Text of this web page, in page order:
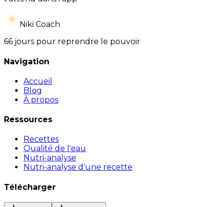
Niki Coach
66 jours pour reprendre le pouvoir
Navigation
Accueil
Blog
À propos
Ressources
Recettes
Qualité de l'eau
Nutri-analyse
Nutri-analyse d'une recette
Télécharger